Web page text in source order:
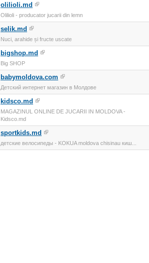
olilioli.md
Olilioli - producator jucarii din lemn
selik.md
Nuci, arahide și fructe uscate
bigshop.md
Big SHOP
babymoldova.com
Детский интернет магазин в Молдове
kidsco.md
MAGAZINUL ONLINE DE JUCARII IN MOLDOVA -
Kidsco.md
sportkids.md
детские велосипеды - KOKUA moldova chisinau киш...